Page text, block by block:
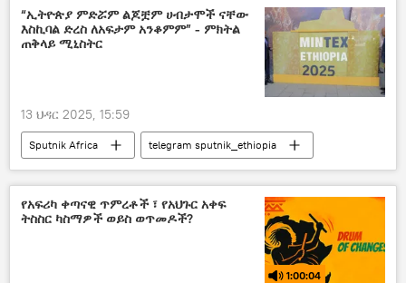
“ኢትዮጵያ ምድሯም ልጆቿም ሀብታሞች ናቸው
እስኪባል ድረስ ለአፍታም አንቆምም” - ምክትል
ጠቅላይ ሚኒስትር
13 ህዳር 2025, 15:59
Sputnik Africa telegram sputnik_ethiopia
የአፍሪካ ቀጣናዊ ጥምረቶች ፣ የአህጉር አቀፍ
ትስስር ካስማዎች ወይስ ወጥመዶች?
1:00:04